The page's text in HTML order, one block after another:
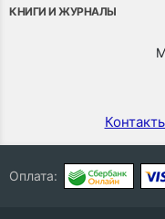
КНИГИ И ЖУРНАЛЫ
Оплата: